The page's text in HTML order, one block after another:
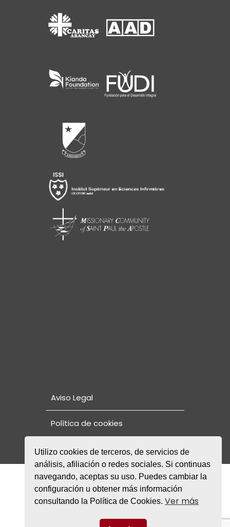
Aviso Legal
Política de cookies
© Copyright 2021. Fundación Rode
NORMAS DE CONVIVENCIA Y PLAN DE
PROTECCIÓN Y SEGURIDAD DE MENORES
Utilizo cookies de terceros, de servicios de
análisis, afiliación o redes sociales. Si continuas
navegando, aceptas su uso. Puedes cambiar la
configuración u obtener más información
consultando la Política de Cookies.Ver más